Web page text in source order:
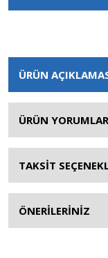
ÜRÜN
ÜRÜN
TAKSİT
ÖNERİLERİNİZ